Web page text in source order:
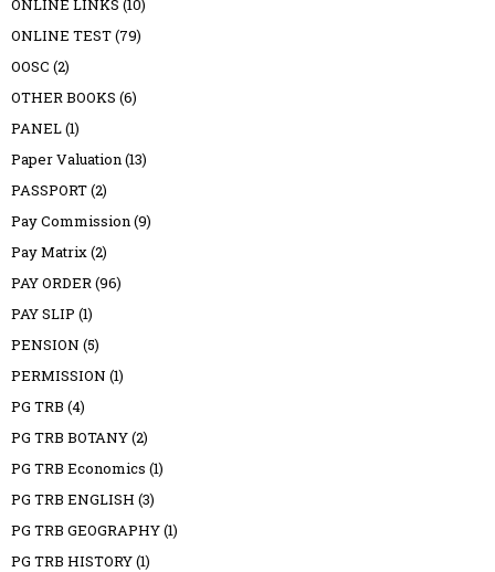
ONLINE LINKS (10)
ONLINE TEST(79)
OOSC (2)
OTHER BOOKS (6)
PANEL(1)
Paper Valuation(13)
PASSPORT(2)
Pay Commission(9)
Pay Matrix(2)
PAY ORDER(96)
PAY SLIP (1)
PENSION (5)
PERMISSION (1)
PG TRB (4)
PG TRB BOTANY(2)
PG TRB Economics (1)
PG TRB ENGLISH (3)
PG TRB GEOGRAPHY(1)
PG TRB HISTORY(1)